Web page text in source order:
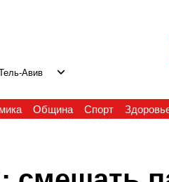
Авив
Община Спорт